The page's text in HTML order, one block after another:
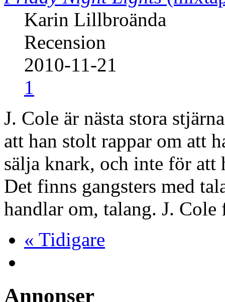
Karin Lillbroända
Recension
2010-11-21
1
J. Cole är nästa stora
att han stolt rappar om att
sälja knark, och inte för att
Det finns gangsters med
handlar om, talang. J.
« Tidigare
Annonser